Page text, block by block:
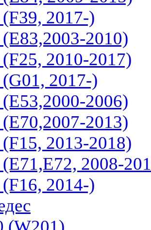
2017-)
2010)
2010-2017)
2017-)
2006)
2013)
2013-2018)
2008-
2014-)